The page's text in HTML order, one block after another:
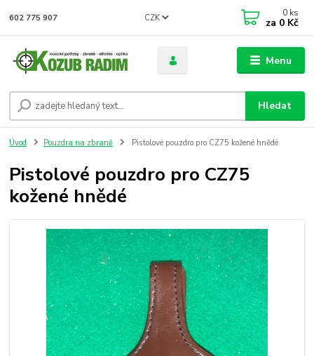
Menu
CZK
Hledat
602 775 907 0 ks
za 0 Kč
Úvod Pouzdra na zbraně Pistolové pouzdro pro CZ75 kožené hnědé
Pistolové pouzdro pro CZ75
kožené hnědé